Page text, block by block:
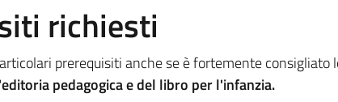
richiesti
prerequisiti anche se è fortemente consigliato
pedagogica e del libro per l'infanzia.